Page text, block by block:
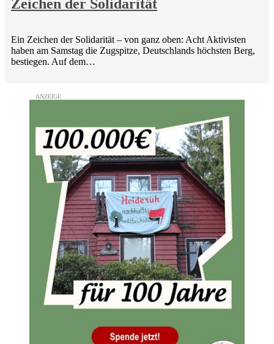
Zeichen der Solidarität
Ein Zeichen der Solidarität – von ganz oben: Acht Aktivisten
haben am Samstag die Zugspitze, Deutschlands höchsten Berg,
bestiegen. Auf dem…